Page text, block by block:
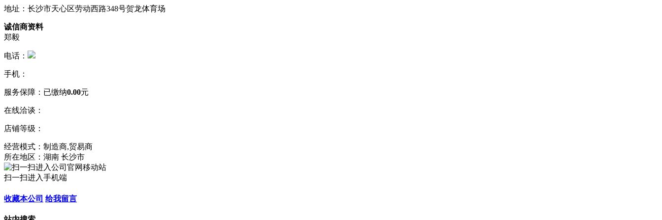
地址：长沙市天心区劳动西路348号贺龙体育场
诚信商资料
郑毅
电话：
手机：
服务保障： 已缴纳0.00元
在线洽谈：
店铺等级：
经营模式：制造商,贸易商
所在地区：湖南 长沙市
扫一扫进入手机端
收藏本公司 给我留言